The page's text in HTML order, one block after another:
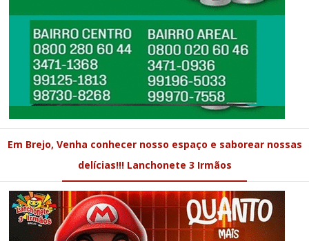
Em Brejo, Venha conhecer nosso espaço e saborear nossas
delícias!!! Lanchonete 3 Irmãos